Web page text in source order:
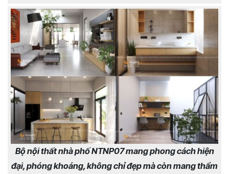
Bộ nội thất nhà phố NTNP07 mang phong cách hiện
đại, phóng khoáng, không chỉ đẹp mà còn mang thẩm